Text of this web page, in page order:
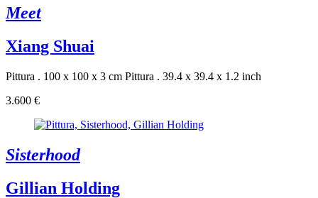
Meet
Xiang Shuai
Pittura . 100 x 100 x 3 cm Pittura . 39.4 x 39.4 x 1.2 inch
3.600 €
Sisterhood
Gillian Holding